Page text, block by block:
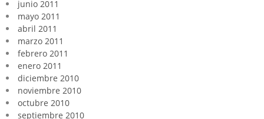
junio 2011
mayo 2011
abril 2011
marzo 2011
febrero 2011
enero 2011
diciembre 2010
noviembre 2010
octubre 2010
septiembre 2010